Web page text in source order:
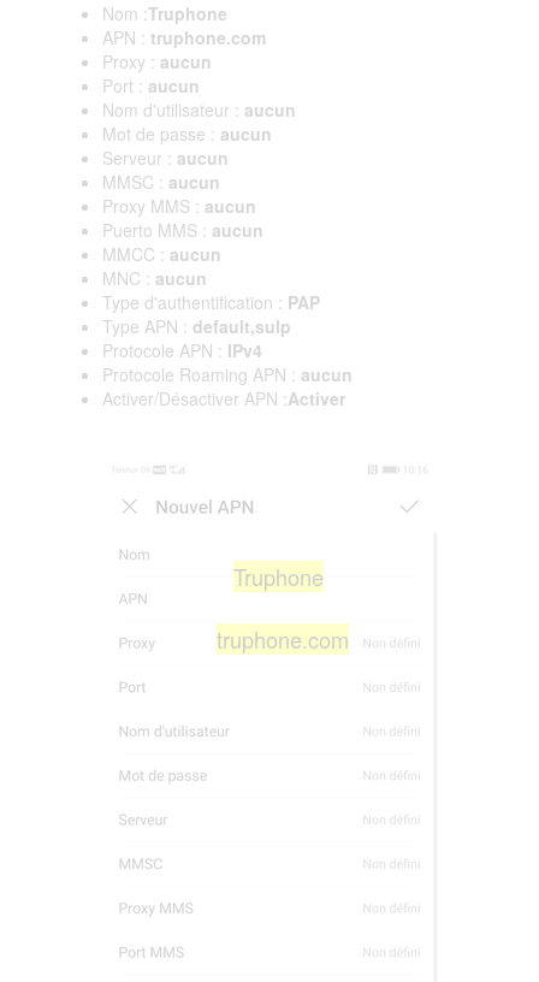
Nom :Truphone
APN : truphone.com
Proxy : aucun
Port : aucun
Nom d'utilisateur : aucun
Mot de passe : aucun
Serveur : aucun
MMSC : aucun
Proxy MMS : aucun
Puerto MMS : aucun
MMCC : aucun
MNC : aucun
Type d'authentification : PAP
Type APN : default,sulp
Protocole APN : IPv4
Protocole Roaming APN : aucun
Activer/Désactiver APN :Activer
truphone.com
Truphone